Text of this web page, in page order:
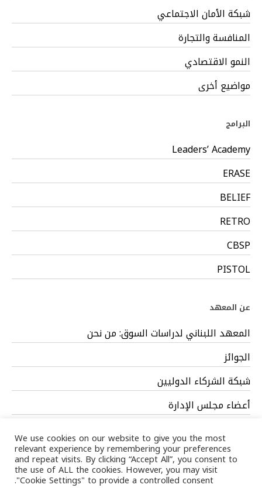
شبكة الأمان الاجتماعي
المنافسة والتجارة
النمو الاقتصادي
مواضيع أخرى
البرامج
Leaders’ Academy
ERASE
BELIEF
RETRO
CBSP
PISTOL
عن المعهد
المعهد اللبناني لدراسات السوق: من نحن
الجوائز
شبكة الشركاء الدوليين
أعضاء مجلس الإدارة
We use cookies on our website to give you the most
relevant experience by remembering your preferences
and repeat visits. By clicking “Accept All”, you consent to
the use of ALL the cookies. However, you may visit
"Cookie Settings" to provide a controlled consent.